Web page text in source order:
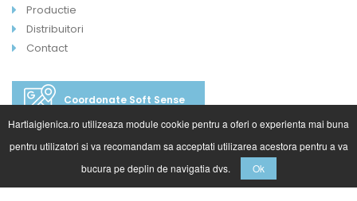
Productie
Distribuitori
Contact
Coordonate Soft Sense
©2020 HartiaIgienica.ro
Hartiaigienica.ro utilizeaza module cookie pentru a oferi o experienta mai buna
pentru utilizatori si va recomandam sa acceptati utilizarea acestora pentru a va
bucura pe deplin de navigatia dvs.
Ok